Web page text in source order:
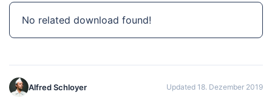
No related download found!
Alfred Schloyer Updated 18. Dezember 2019